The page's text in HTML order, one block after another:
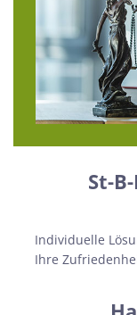
St-
Individuelle
Ihre